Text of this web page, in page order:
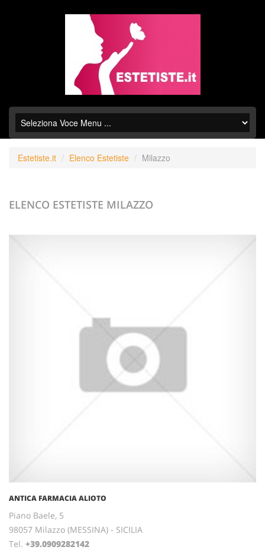
Estetiste.it Elenco Estetiste Milazzo
ELENCO ESTETISTE MILAZZO
ANTICA FARMACIA ALIOTO
Piano Baele, 5
98057 Milazzo (MESSINA) - SICILIA
Tel. +39.0909282142